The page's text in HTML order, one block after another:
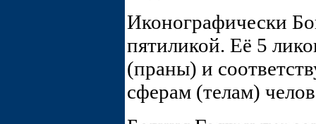
Иконографически
пятиликой. Её 5
(праны) и
сферам (телам)